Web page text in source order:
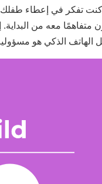
كنت تفكر في إعطاء
متفاهمًا معه من
الهاتف الذكي هو